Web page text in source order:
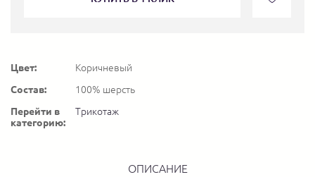
Цвет:
Коричневый
Состав:
100% шерсть
Перейти в
категорию:
Трикотаж
ОПИСАНИЕ